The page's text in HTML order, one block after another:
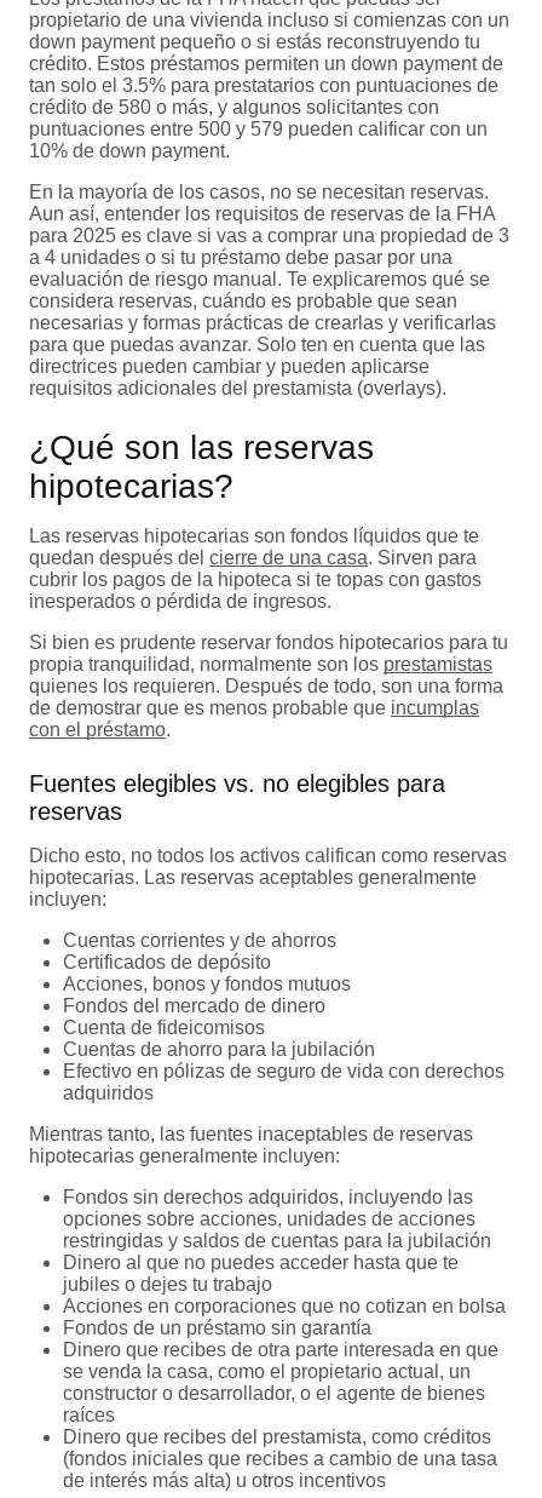
propietario de una vivienda incluso si comienzas con un
down payment pequeño o si estás reconstruyendo tu
crédito. Estos préstamos permiten un down payment de
tan solo el 3.5% para prestatarios con puntuaciones de
crédito de 580 o más, y algunos solicitantes con
puntuaciones entre 500 y 579 pueden calificar con un
10% de down payment.
En la mayoría de los casos, no se necesitan reservas.
Aun así, entender los requisitos de reservas de la FHA
para 2025 es clave si vas a comprar una propiedad de 3
a 4 unidades o si tu préstamo debe pasar por una
evaluación de riesgo manual. Te explicaremos qué se
considera reservas, cuándo es probable que sean
necesarias y formas prácticas de crearlas y verificarlas
para que puedas avanzar. Solo ten en cuenta que las
directrices pueden cambiar y pueden aplicarse
requisitos adicionales del prestamista (overlays).
¿Qué son las reservas
hipotecarias?
Las reservas hipotecarias son fondos líquidos que te
quedan después del cierre de una casa. Sirven para
cubrir los pagos de la hipoteca si te topas con gastos
inesperados o pérdida de ingresos.
Si bien es prudente reservar fondos hipotecarios para tu
propia tranquilidad, normalmente son los prestamistas
quienes los requieren. Después de todo, son una forma
de demostrar que es menos probable que incumplas
con el préstamo.
Fuentes elegibles vs. no elegibles para
reservas
Dicho esto, no todos los activos califican como reservas
hipotecarias. Las reservas aceptables generalmente
incluyen:
Cuentas corrientes y de ahorros
Certificados de depósito
Acciones, bonos y fondos mutuos
Fondos del mercado de dinero
Cuenta de fideicomisos
Cuentas de ahorro para la jubilación
Efectivo en pólizas de seguro de vida con derechos
adquiridos
Mientras tanto, las fuentes inaceptables de reservas
hipotecarias generalmente incluyen:
Fondos sin derechos adquiridos, incluyendo las
opciones sobre acciones, unidades de acciones
restringidas y saldos de cuentas para la jubilación
Dinero al que no puedes acceder hasta que te
jubiles o dejes tu trabajo
Acciones en corporaciones que no cotizan en bolsa
Fondos de un préstamo sin garantía
Dinero que recibes de otra parte interesada en que
se venda la casa, como el propietario actual, un
constructor o desarrollador, o el agente de bienes
raíces
Dinero que recibes del prestamista, como créditos
(fondos iniciales que recibes a cambio de una tasa
de interés más alta) u otros incentivos